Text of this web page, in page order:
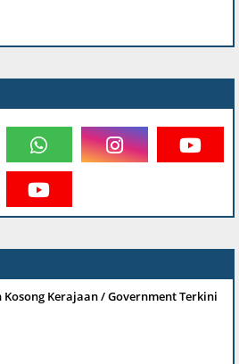
Kosong Kerajaan / Government Terkini